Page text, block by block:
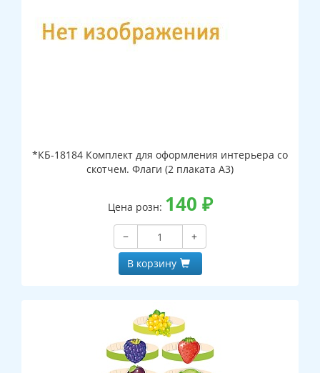
*КБ-18184 Комплект для оформления интерьера со
скотчем. Флаги (2 плаката А3)
Цена розн: 140 ₽
−
+
В корзину